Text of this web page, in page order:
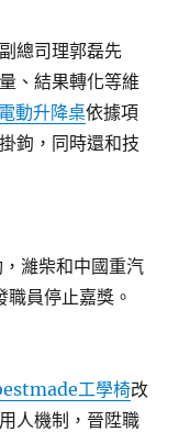
總司理郭磊先
、結果轉化等維
動升降桌依據項
鉤，同時還和技
濰柴和中國重汽
職員停止嘉獎。
工學椅改
人機制，晉陞職